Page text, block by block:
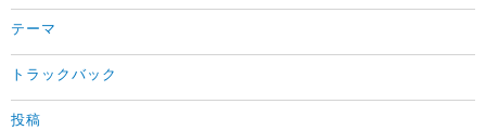
テーマ
トラックバック
投稿